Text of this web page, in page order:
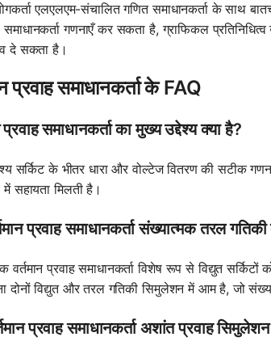
एलएलएम-संचालित गणित समाधानकर्ता के साथ
गणनाएँ कर सकता है, ग्राफिकल
दे सकता है।
प्रवाह समाधानकर्ता के FAQ
प्रवाह समाधानकर्ता का मुख्य उद्देश्य क्या है?
सर्किट के भीतर धारा और वोल्टेज वितरण की सटीक
सहायता मिलती है।
प्रवाह समाधानकर्ता संख्यात्मक तरल
वर्तमान प्रवाह समाधानकर्ता विशेष रूप से विद्युत
दोनों विद्युत और तरल गतिकी सिमुलेशन में आम है, जो
प्रवाह समाधानकर्ता अशांत प्रवाह